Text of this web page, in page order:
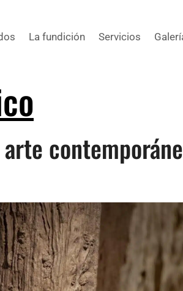
La fundición Servicios